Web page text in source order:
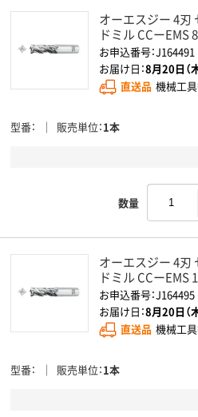
オーエスジー 4刃
ドミル CCーEMS
お申込番号：J164491
お届け日：8月20日（
直送品 機械工
型番 販売単位 1本
数量
オーエスジー 4刃
ドミル CCーEMS
お申込番号：J164495
お届け日：8月20日（
直送品 機械工
型番 販売単位 1本